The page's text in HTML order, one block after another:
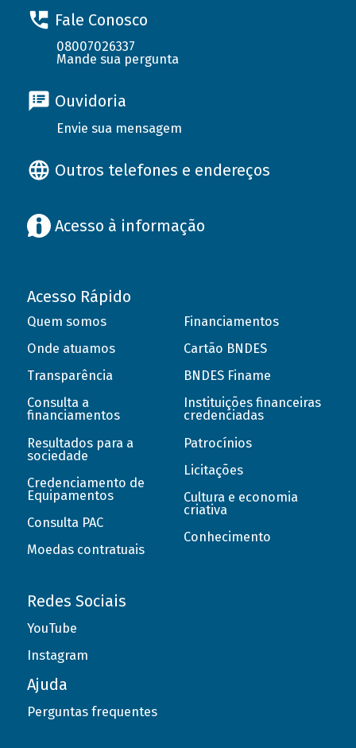
Fale Conosco
08007026337
Mande sua pergunta
Ouvidoria
Envie sua mensagem
Outros telefones e endereços
Acesso à informação
Acesso Rápido
Quem somos
Onde atuamos
Transparência
Consulta a
financiamentos
Resultados para a
sociedade
Credenciamento de
Equipamentos
Consulta PAC
Moedas contratuais
Financiamentos
Cartão BNDES
BNDES Finame
Instituições financeiras
credenciadas
Patrocínios
Licitações
Cultura e economia
criativa
Conhecimento
Redes Sociais
YouTube
Instagram
Ajuda
Perguntas frequentes